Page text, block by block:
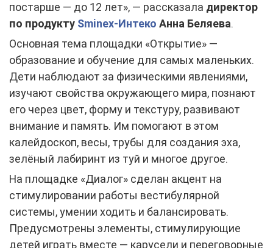
постарше — до 12 лет», — рассказала директор
по продукту Sminex-Интеко Анна Беляева.
Основная тема площадки «Открытие» —
образование и обучение для самых маленьких.
Дети наблюдают за физическими явлениями,
изучают свойства окружающего мира, познают
его через цвет, форму и текстуру, развивают
внимание и память. Им помогают в этом
калейдоскоп, весы, трубы для создания эха,
зелёный лабиринт из туй и многое другое.
На площадке «Диалог» сделан акцент на
стимулировании работы вестибулярной
системы, умении ходить и балансировать.
Предусмотрены элементы, стимулирующие
детей играть вместе — карусели и переговорные